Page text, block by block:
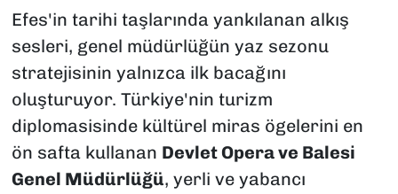
Efes'in tarihi taşlarında yankılanan alkış
sesleri, genel müdürlüğün yaz sezonu
stratejisinin yalnızca ilk bacağını
oluşturuyor. Türkiye'nin turizm
diplomasisinde kültürel miras ögelerini en
ön safta kullanan Devlet Opera ve Balesi
Genel Müdürlüğü, yerli ve yabancı